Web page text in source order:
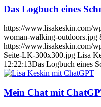
Das Logbuch eines
https://www.lisakeskin.com/
woman-walking-outdoors.jpg
https://www.lisakeskin.com/
Seite-LK-300x300.jpg Lisa
12:22:13Das Logbuch eines
Mein Chat mit